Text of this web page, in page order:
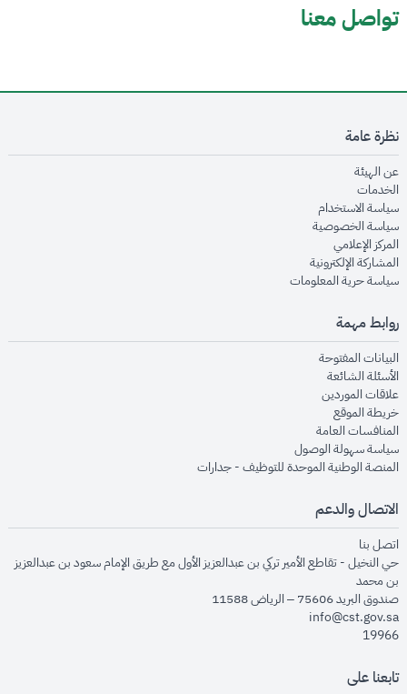
تواصل معنا
نظرة عامة
عن الهيئةopens in new window
الخدماتopens in new window
سياسة الاستخدام
سياسة الخصوصيةopens in new window
المركز الإعلاميopens in new window
المشاركة الإلكترونيةopens in new window
سياسة حرية المعلوماتopens in new window
روابط مهمة
البيانات المفتوحةopens in new window
الأسئلة الشائعةopens in new window
علاقات الموردينopens in new window
خريطة الموقعopens in new window
المنافسات العامةopens in new window
سياسة سهولة الوصولopens in new window
المنصة الوطنية الموحدة للتوظيف - جداراتopens in new window
الاتصال والدعم
اتصل بنا
حي النخيل - تقاطع الأمير تركي بن عبدالعزيز الأول مع طريق الإمام سعود بن عبدالعزيز
بن محمد
صندوق البريد 75606 – الرياض 11588
info@cst.gov.sa
19966
تابعنا على